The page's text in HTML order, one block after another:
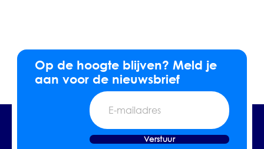
Op de hoogte blijven? Meld je
aan voor de nieuwsbrief
E-
mailadres
Verstuur